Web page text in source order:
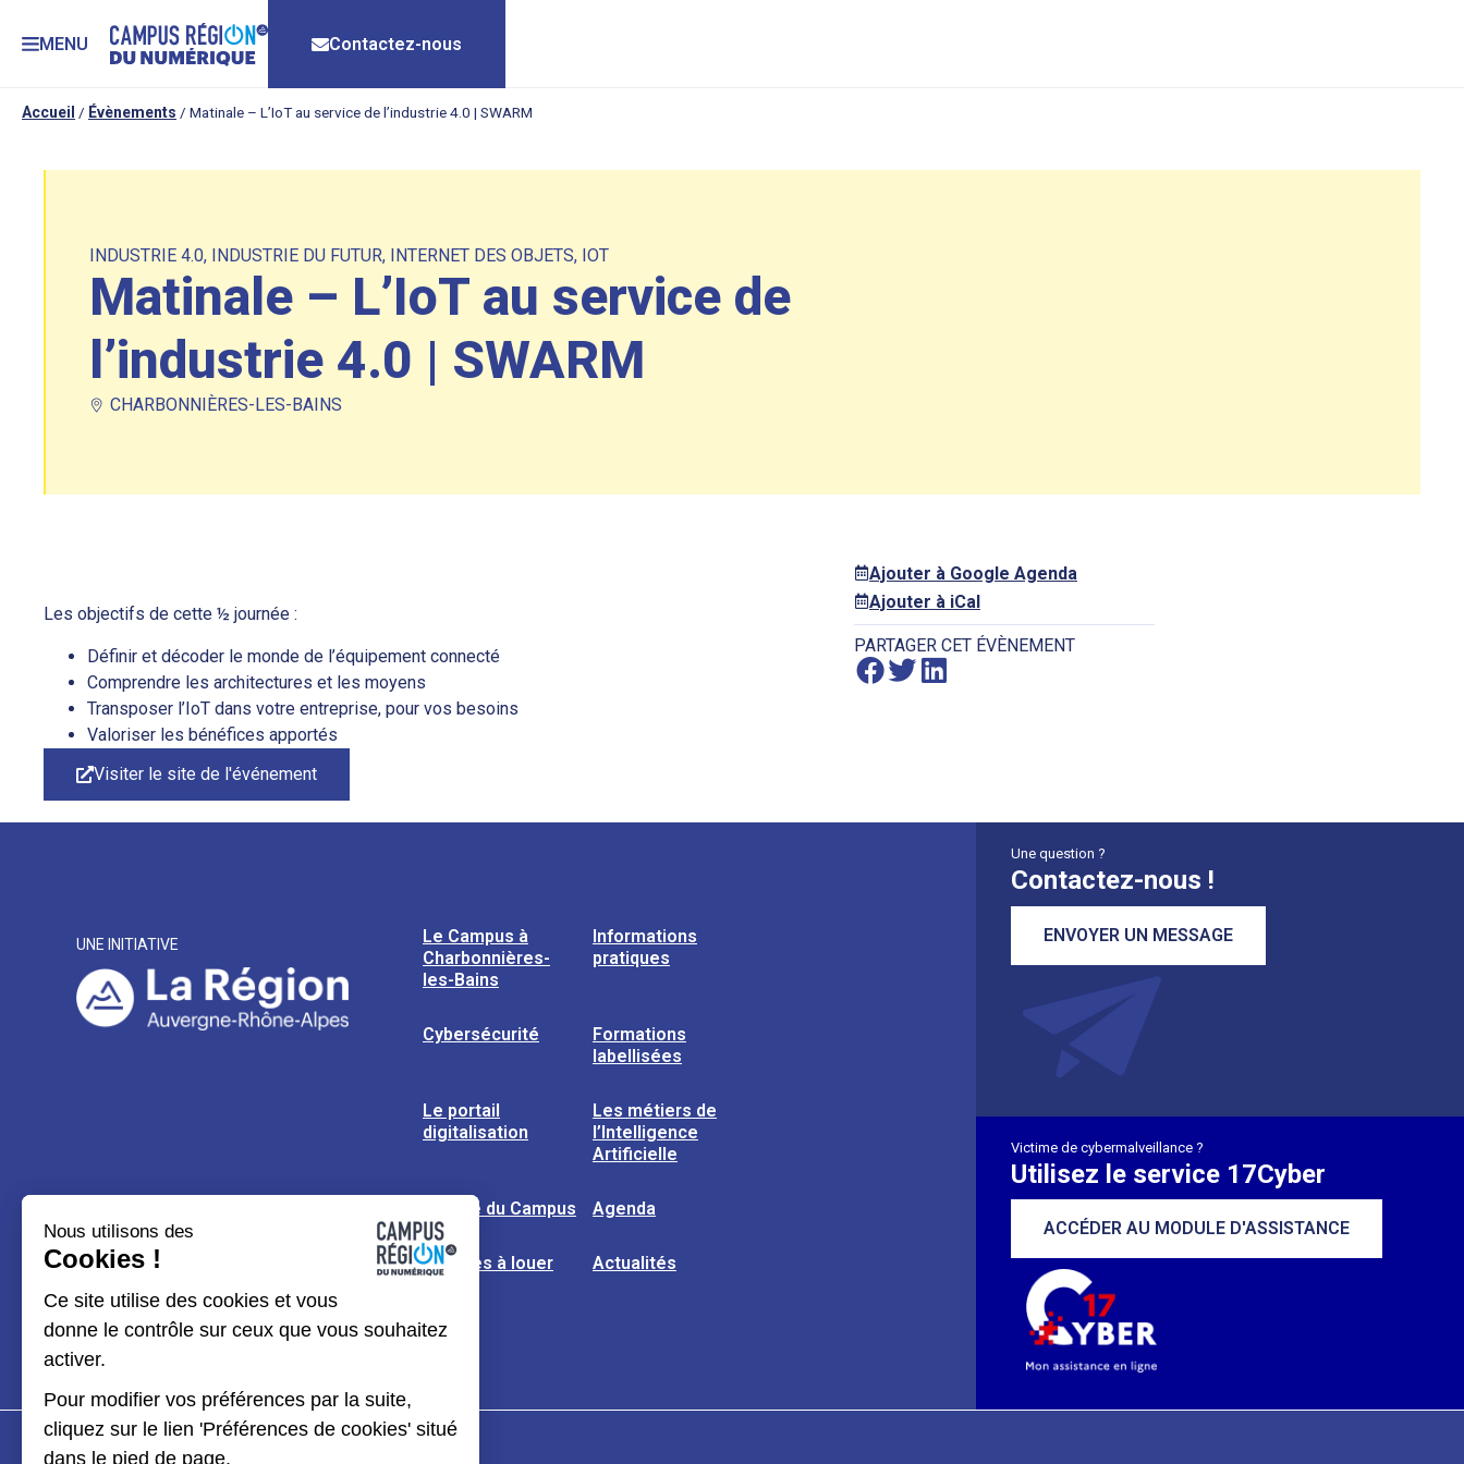
MENU Contactez-nous
Accueil / Évènements / Matinale – L’IoT au service de l’industrie 4.0 | SWARM
INDUSTRIE 4.0, INDUSTRIE DU FUTUR, INTERNET DES OBJETS, IOT
Matinale – L’IoT au service de
l’industrie 4.0 | SWARM
CHARBONNIÈRES-LES-BAINS
Les objectifs de cette ½ journée :
Définir et décoder le monde de l’équipement connecté
Comprendre les architectures et les moyens
Transposer l’IoT dans votre entreprise, pour vos besoins
Valoriser les bénéfices apportés
Visiter le site de l'événement
Ajouter à Google Agenda
Ajouter à iCal
PARTAGER CET ÉVÈNEMENT
UNE INITIATIVE
Le Campus à
Charbonnières-
les-Bains
Informations
pratiques
Cybersécurité
Formations
labellisées
Le portail
digitalisation
Les métiers de
l’Intelligence
Artificielle
L’usine du Campus Agenda
Espaces à louer Actualités
Une question ?
Contactez-nous !
ENVOYER UN MESSAGE
Victime de cybermalveillance ?
Utilisez le service 17Cyber
ACCÉDER AU MODULE D'ASSISTANCE
Nous utilisons des
Cookies !
Ce site utilise des cookies et vous
donne le contrôle sur ceux que vous souhaitez
activer.
Pour modifier vos préférences par la suite,
cliquez sur le lien 'Préférences de cookies' situé
dans le pied de page.